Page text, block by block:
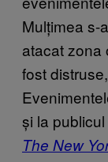
Mulțimea s-
atacat zona
fost
și la
The New